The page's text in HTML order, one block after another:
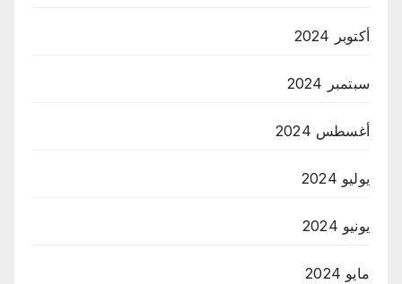
أكتوبر 2024
سبتمبر 2024
أغسطس 2024
يوليو 2024
يونيو 2024
مايو 2024